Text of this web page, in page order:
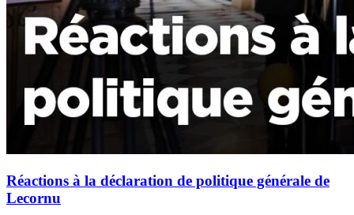
Réactions à la déclaration de politique générale de
Lecornu